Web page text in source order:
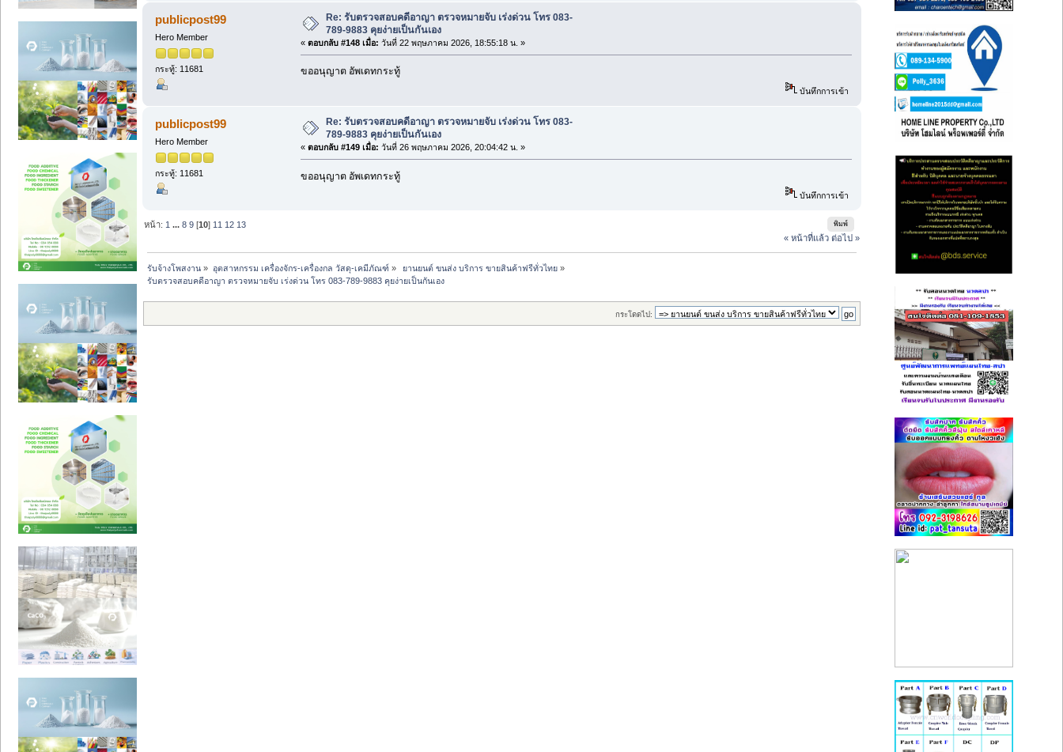
publicpost99
Hero Member
กระทู้: 11681
Re: รับตรวจสอบคดีอาญา ตรวจหมายจับ เร่งด่วน โทร 083-
789-9883 คุยง่ายเป็นกันเอง
« ตอบกลับ #148 เมื่อ: วันที่ 22 พฤษภาคม 2026, 18:55:18 น. »
ขออนุญาต อัพเดทกระทู้
บันทึกการเข้า
publicpost99
Hero Member
กระทู้: 11681
Re: รับตรวจสอบคดีอาญา ตรวจหมายจับ เร่งด่วน โทร 083-
789-9883 คุยง่ายเป็นกันเอง
« ตอบกลับ #149 เมื่อ: วันที่ 26 พฤษภาคม 2026, 20:04:42 น. »
ขออนุญาต อัพเดทกระทู้
บันทึกการเข้า
พิมพ์
หน้า: 1 ...8 9 [10] 11 12 13
« หน้าที่แล้ว ต่อไป »
รับจ้างโพสงาน » อุตสาหกรรม เครื่องจักร-เครื่องกล วัสดุ-เคมีภัณฑ์ » ยานยนต์ ขนส่ง บริการ ขายสินค้าฟรีทั่วไทย»
รับตรวจสอบคดีอาญา ตรวจหมายจับ เร่งด่วน โทร 083-789-9883 คุยง่ายเป็นกันเอง
กระโดดไป: